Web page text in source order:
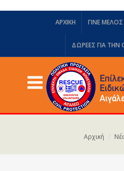
ΑΡΧΙΚΗ ΓΙΝΕ ΜΕΛΟΣ
ΔΩΡΕΈΣ ΓΙΑ
Αρχική